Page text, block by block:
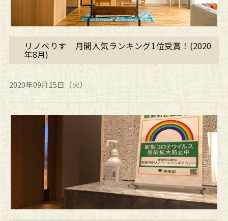
リノベりす 月間人気ランキング1位受賞！(2020
年8月)
2020年09月15日（火）